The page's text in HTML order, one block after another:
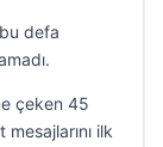
defa
çeken 45
ilk